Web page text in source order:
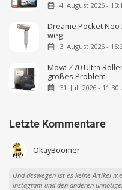
4. August 2026 -
Dreame Pocket
weg
3. August 2026 -
Mova Z70 Ultra
großes Problem
31. Juli 2026 - 11:30
Letzte Kommentare
OkayBoomer
Und deswegen ist es keine Artikel
Instagram und den anderen